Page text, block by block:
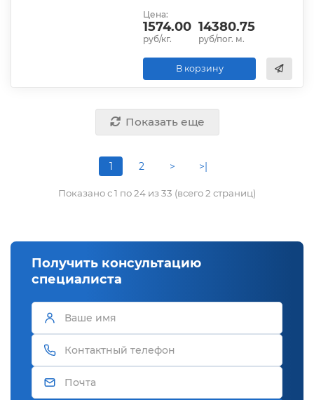
Цена:
1574.00
руб/кг.
14380.75
руб/пог. м.
В корзину
Показать еще
1 2 > >|
Показано с 1 по 24 из 33 (всего 2 страниц)
Получить консультацию
специалиста